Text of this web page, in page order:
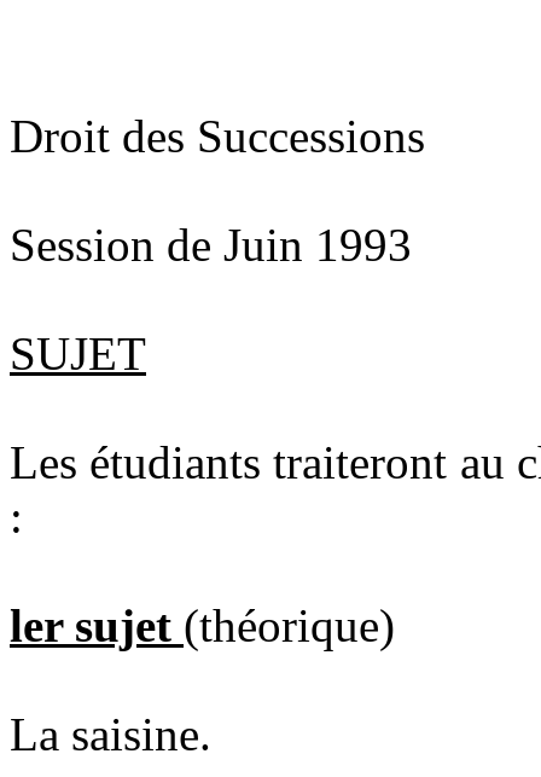
Droit des Successions
Session de Juin 1993
SUJET
Les étudiants traiteront au
:
ler sujet (théorique)
La saisine.